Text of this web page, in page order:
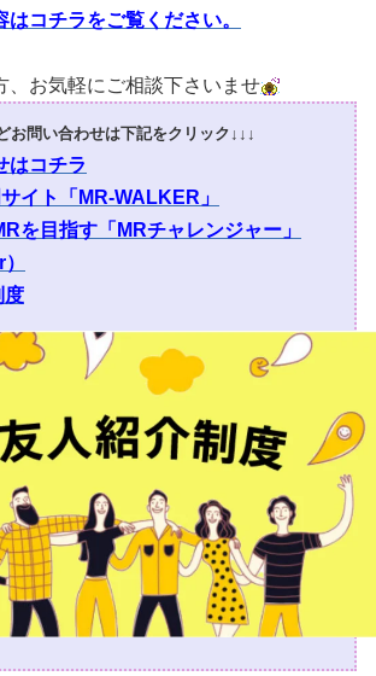
コチラをご覧ください。
、お気軽にご相談下さいませ
お問い合わせは下記をクリック↓↓↓
はコチラ
イト「MR-WALKER 」
を目指す「MRチャレンジャー」
度